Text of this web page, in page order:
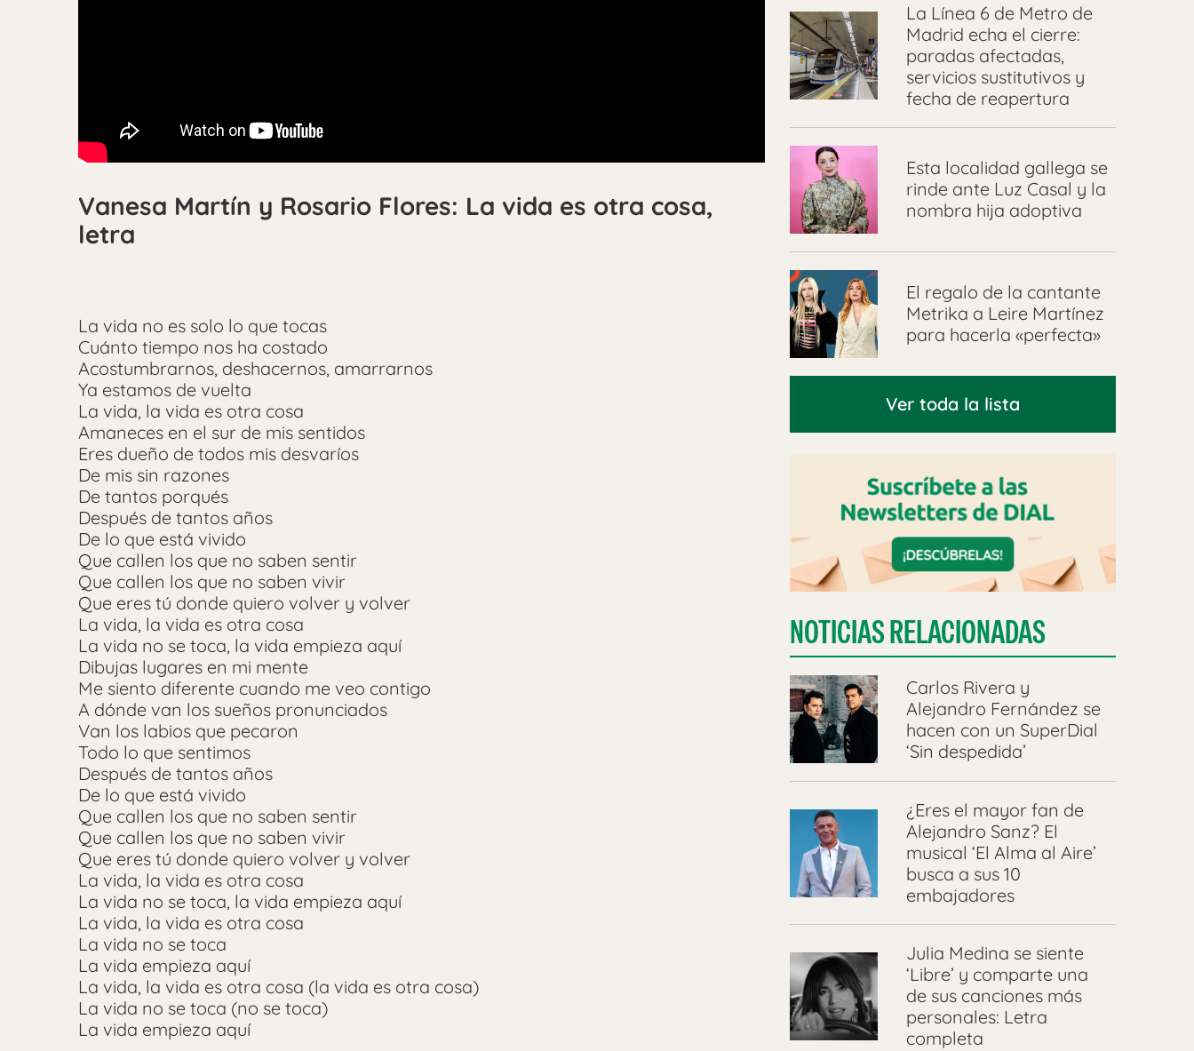
Vanesa Martín y Rosario Flores: La vida es otra cosa,
letra
La vida no es solo lo que tocas
Cuánto tiempo nos ha costado
Acostumbrarnos, deshacernos, amarrarnos
Ya estamos de vuelta
La vida, la vida es otra cosa
Amaneces en el sur de mis sentidos
Eres dueño de todos mis desvaríos
De mis sin razones
De tantos porqués
Después de tantos años
De lo que está vivido
Que callen los que no saben sentir
Que callen los que no saben vivir
Que eres tú donde quiero volver y volver
La vida, la vida es otra cosa
La vida no se toca, la vida empieza aquí
Dibujas lugares en mi mente
Me siento diferente cuando me veo contigo
A dónde van los sueños pronunciados
Van los labios que pecaron
Todo lo que sentimos
Después de tantos años
De lo que está vivido
Que callen los que no saben sentir
Que callen los que no saben vivir
Que eres tú donde quiero volver y volver
La vida, la vida es otra cosa
La vida no se toca, la vida empieza aquí
La vida, la vida es otra cosa
La vida no se toca
La vida empieza aquí
La vida, la vida es otra cosa (la vida es otra cosa)
La vida no se toca (no se toca)
La vida empieza aquí
La Línea 6 de Metro de
Madrid echa el cierre:
paradas afectadas,
servicios sustitutivos y
fecha de reapertura
Esta localidad gallega se
rinde ante Luz Casal y la
nombra hija adoptiva
El regalo de la cantante
Metrika a Leire Martínez
para hacerla «perfecta»
Ver toda la lista
NOTICIAS RELACIONADAS
Carlos Rivera y
Alejandro Fernández se
hacen con un SuperDial
‘Sin despedida’
¿Eres el mayor fan de
Alejandro Sanz? El
musical ‘El Alma al Aire’
busca a sus 10
embajadores
Julia Medina se siente
‘Libre’ y comparte una
de sus canciones más
personales: Letra
completa